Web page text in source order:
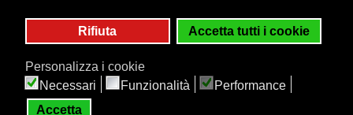
Rifiuta Accetta tutti i cookie
Personalizza i cookie
Necessari
Funzionalità Performance
Accetta
presenti nel sito. Il gioco è vietato ai minori di 18
anni e può causare dipendenza patologica.
Informati sulle probabilità di vincita e sul
regolamento del gioco sul sito ADM .
Mappa Sito
Betting Exchange